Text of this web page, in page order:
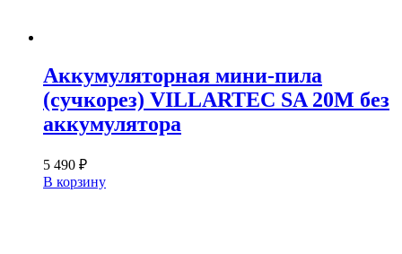
Аккумуляторная мини-пила
(сучкорез) VILLARTEC SA 20M без
аккумулятора
5 490 ₽
В корзину